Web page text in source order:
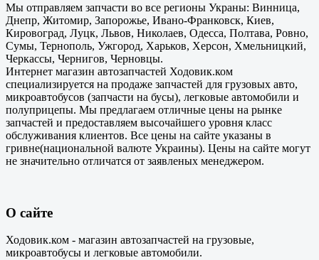
Мы отправляем запчасти во все регионы Украны: Винница,
Днепр, Житомир, Запорожье, Ивано-Франковск, Киев,
Кировоград, Луцк, Львов, Николаев, Одесса, Полтава, Ровно,
Сумы, Тернополь, Ужгород, Харьков, Херсон, Хмельницкий,
Черкассы, Чернигов, Черновцы.
Интернет магазин автозапчастей Ходовик.ком
специализируется на продаже запчастей для грузовых авто,
микроавтобусов (запчасти на бусы), легковые автомобили и
полуприцепы. Мы предлагаем отличные цены на рынке
запчастей и предоставляем высочайшего уровня класс
обслуживания клиентов. Все цены на сайте указаны в
гривне(национальной валюте Украины). Цены на сайте могут
не значительно отличатся от заявленых менеджером.
О сайте
Ходовик.ком - магазин автозапчастей на грузовые,
микроавтобусы и легковые автомобили.